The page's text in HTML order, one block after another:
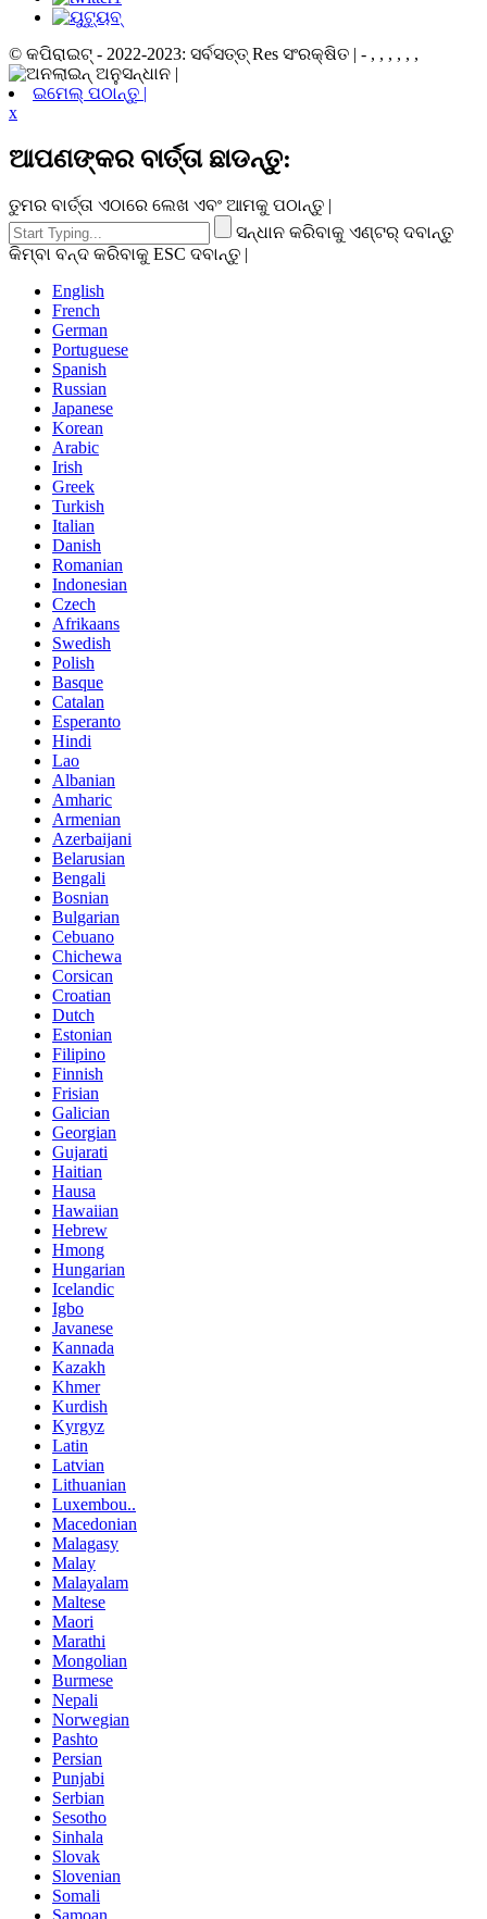
© କପିରାଇଟ୍ - 2022-2023: ସର୍ବସତ୍ତ୍ Res ସଂରକ୍ଷିତ | - , , , , , ,
ଇମେଲ୍ ପଠାନ୍ତୁ |
x
ଆପଣଙ୍କର ବାର୍ତ୍ତା ଛାଡନ୍ତୁ:
ତୁମର ବାର୍ତ୍ତା ଏଠାରେ ଲେଖ ଏବଂ ଆମକୁ ପଠାନ୍ତୁ |
ସନ୍ଧାନ କରିବାକୁ ଏଣ୍ଟର୍ ଦବାନ୍ତୁ
କିମ୍ବା ବନ୍ଦ କରିବାକୁ ESC ଦବାନ୍ତୁ |
English
French
German
Portuguese
Spanish
Russian
Japanese
Korean
Arabic
Irish
Greek
Turkish
Italian
Danish
Romanian
Indonesian
Czech
Afrikaans
Swedish
Polish
Basque
Catalan
Esperanto
Hindi
Lao
Albanian
Amharic
Armenian
Azerbaijani
Belarusian
Bengali
Bosnian
Bulgarian
Cebuano
Chichewa
Corsican
Croatian
Dutch
Estonian
Filipino
Finnish
Frisian
Galician
Georgian
Gujarati
Haitian
Hausa
Hawaiian
Hebrew
Hmong
Hungarian
Icelandic
Igbo
Javanese
Kannada
Kazakh
Khmer
Kurdish
Kyrgyz
Latin
Latvian
Lithuanian
Luxembou..
Macedonian
Malagasy
Malay
Malayalam
Maltese
Maori
Marathi
Mongolian
Burmese
Nepali
Norwegian
Pashto
Persian
Punjabi
Serbian
Sesotho
Sinhala
Slovak
Slovenian
Somali
Samoan